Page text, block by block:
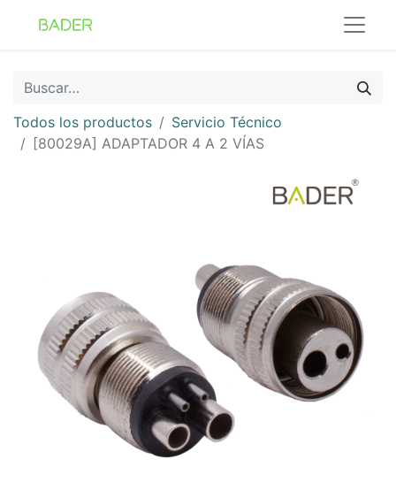
Todos los productos
Servicio Técnico
[80029A] ADAPTADOR 4 A 2 VÍAS